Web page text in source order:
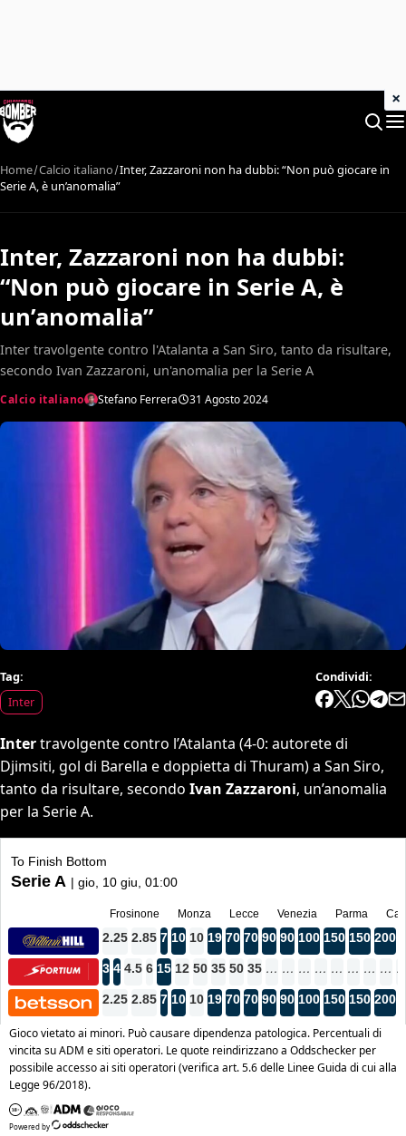
Home Calcio italiano Inter, Zazzaroni non ha dubbi: “Non può giocare in
Serie A, è un’anomalia”
Inter, Zazzaroni non ha dubbi:
“Non può giocare in Serie A, è
un’anomalia”
Inter travolgente contro l'Atalanta a San Siro, tanto da risultare,
secondo Ivan Zazzaroni, un'anomalia per la Serie A
Calcio italiano Stefano Ferrera 31 Agosto 2024
Tag:
Inter
Condividi:
Intertravolgente contro l’Atalanta (4-0: autorete di
Djimsiti, gol di Barella e doppietta di Thuram) a San Siro,
tanto da risultare, secondo Ivan Zazzaroni, un’anomalia
per la Serie A.
×